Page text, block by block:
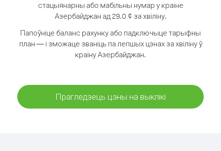
стацыянарны або мабільны нумар у краіне
Азербайджан ад 29.0 ¢ за хвіліну.
Папоўніце баланс рахунку або падключыце тарыфны
план — і зможаце званіць па лепшых цэнах за хвіліну ў
краіну Азербайджан.
Прагледзець цэны на выклікі